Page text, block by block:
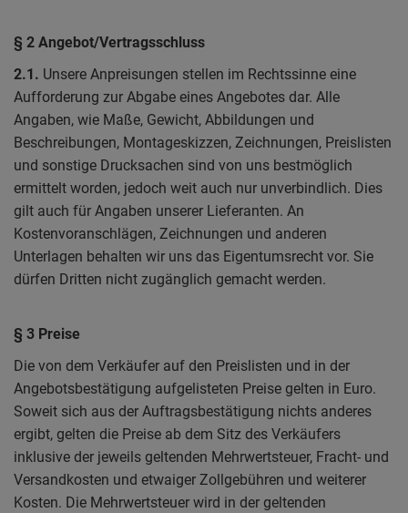
§ 2 Angebot/Vertragsschluss
2.1. Unsere Anpreisungen stellen im Rechtssinne eine
Aufforderung zur Abgabe eines Angebotes dar. Alle
Angaben, wie Maße, Gewicht, Abbildungen und
Beschreibungen, Montageskizzen, Zeichnungen, Preislisten
und sonstige Drucksachen sind von uns bestmöglich
ermittelt worden, jedoch weit auch nur unverbindlich. Dies
gilt auch für Angaben unserer Lieferanten. An
Kostenvoranschlägen, Zeichnungen und anderen
Unterlagen behalten wir uns das Eigentumsrecht vor. Sie
dürfen Dritten nicht zugänglich gemacht werden.
§ 3 Preise
Die von dem Verkäufer auf den Preislisten und in der
Angebotsbestätigung aufgelisteten Preise gelten in Euro.
Soweit sich aus der Auftragsbestätigung nichts anderes
ergibt, gelten die Preise ab dem Sitz des Verkäufers
inklusive der jeweils geltenden Mehrwertsteuer, Fracht- und
Versandkosten und etwaiger Zollgebühren und weiterer
Kosten. Die Mehrwertsteuer wird in der geltenden